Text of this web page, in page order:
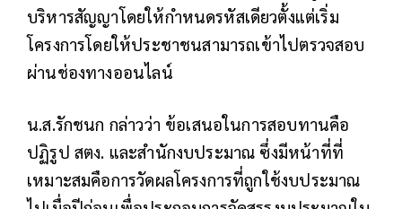
บริหารสัญญาโดยให้กำหนดรหัสเดียวตั้งแต่เริ่ม
โครงการโดยให้ประชาชนสามารถเข้าไปตรวจสอบ
ผ่านช่องทางออนไลน์
น.ส.รักชนก กล่าวว่า ข้อเสนอในการสอบทานคือ
ปฏิรูป สตง. และสำนักงบประมาณ ซึ่งมีหน้าที่ที่
เหมาะสมคือการวัดผลโครงการที่ถูกใช้งบประมาณ